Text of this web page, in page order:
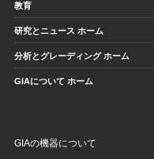
教育
研究とニュース ホーム
分析とグレーディング ホーム
GIAについて ホーム
GIAの機器について